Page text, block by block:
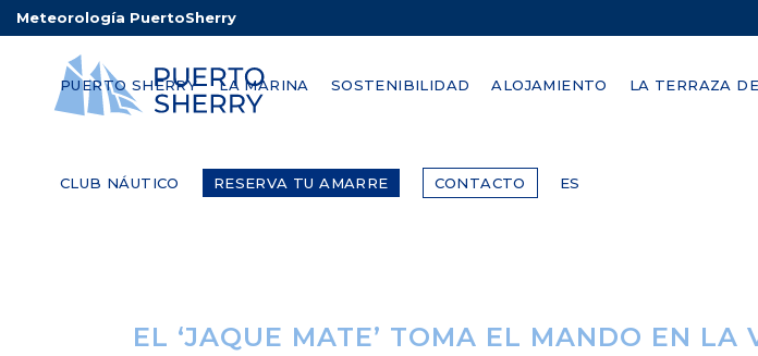
Meteorología PuertoSherry
PUERTO SHERRY LA MARINA SOSTENIBILIDAD ALOJAMIENTO LA TERRAZA
CLUB NÁUTICO RESERVA TU AMARRE CONTACTO ES
EL ‘JAQUE MATE’ TOMA EL MANDO EN